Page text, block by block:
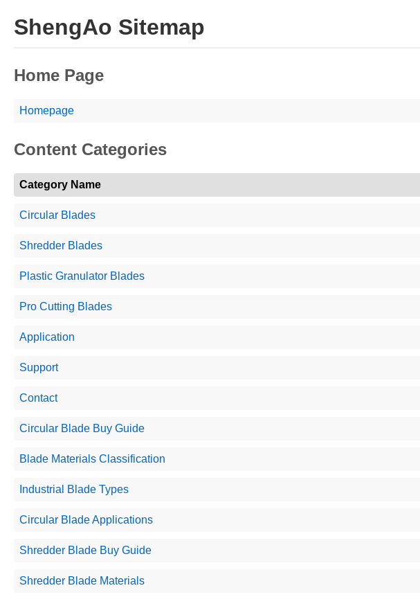
ShengAo Sitemap
Home Page
Homepage
Content Categories
Category Name
Circular Blades
Shredder Blades
Plastic Granulator Blades
Pro Cutting Blades
Application
Support
Contact
Circular Blade Buy Guide
Blade Materials Classification
Industrial Blade Types
Circular Blade Applications
Shredder Blade Buy Guide
Shredder Blade Materials